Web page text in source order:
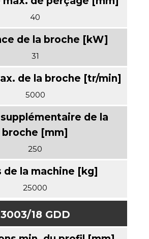
40
31
5000
250
25000
3003/18 GDD